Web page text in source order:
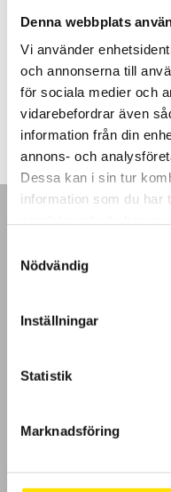
Denna webbplats
Vi använder
och annonserna till
för sociala medier och
vidarebefordrar även
information från din
annons- och
Dessa kan i sin tur
information som du har
Nödvändig
Inställningar
Statistik
Marknadsföring
Denna serie strömtänger
och ha
2,690.00 kr –5,830.00